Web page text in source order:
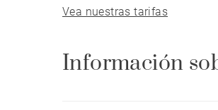
Vea nuestras tarifas
Información